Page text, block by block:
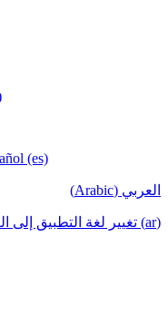
(es)
العربي (Arabic)
(ar) تغيير لغة التطبيق إلى العربية